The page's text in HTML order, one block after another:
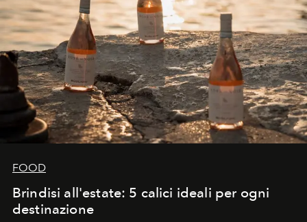
FOOD
Brindisi all'estate: 5 calici ideali per ogni
destinazione